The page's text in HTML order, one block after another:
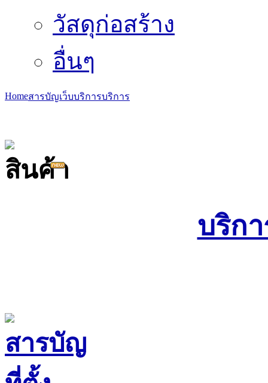
วัสดุก่อสร้าง
อื่นๆ
Homeสารบัญเว็บบริการบริการ
บริกา